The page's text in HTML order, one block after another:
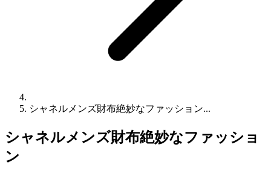
シャネルメンズ財布絶妙なファッション...
シャネルメンズ財布絶妙なファッショ
ン